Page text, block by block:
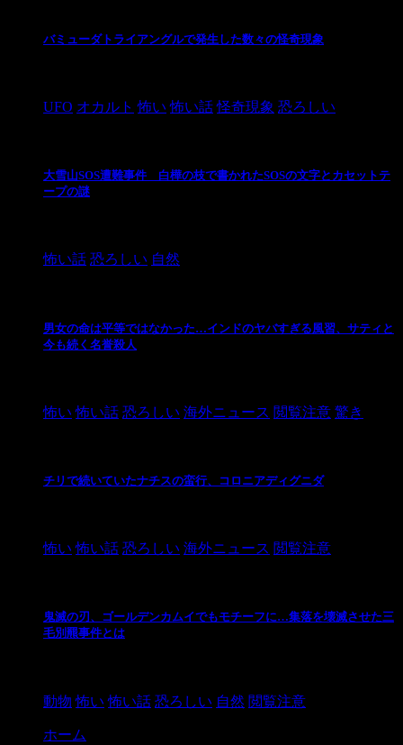
バミューダトライアングルで発生した数々の怪奇現象
UFO オカルト 怖い 怖い話 怪奇現象 恐ろしい
大雪山SOS遭難事件 白樺の枝で書かれたSOSの文字とカセットテ
ープの謎
怖い話 恐ろしい 自然
男女の命は平等ではなかった…インドのヤバすぎる風習、サティと
今も続く名誉殺人
怖い 怖い話 恐ろしい 海外ニュース 閲覧注意 驚き
チリで続いていたナチスの蛮行、コロニアディグニダ
怖い 怖い話 恐ろしい 海外ニュース 閲覧注意
鬼滅の刃、ゴールデンカムイでもモチーフに…集落を壊滅させた三
毛別羆事件とは
動物 怖い 怖い話 恐ろしい 自然 閲覧注意
ホーム